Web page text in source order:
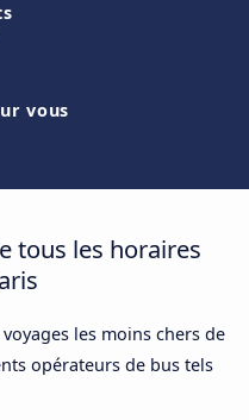
vous
tous les horaires
les moins chers de
opérateurs de bus tels